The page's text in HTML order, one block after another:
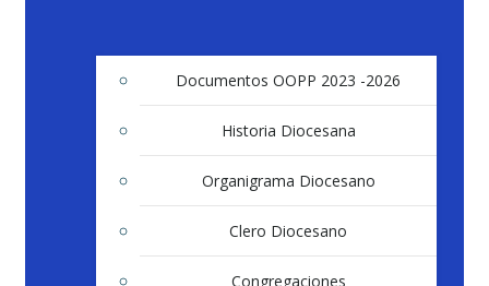
Documentos OOPP 2023 -2026
Historia Diocesana
Organigrama Diocesano
Clero Diocesano
Congregaciones